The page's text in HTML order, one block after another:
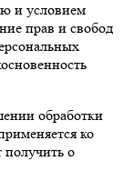
и условием
прав и свобод
обработки
ко
о